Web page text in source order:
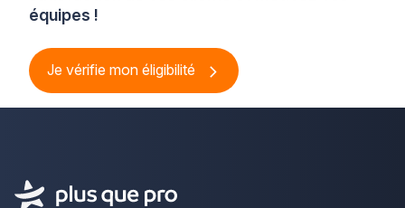
équipes !
Je vérifie mon éligibilité